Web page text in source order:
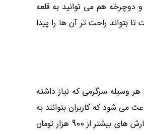
هم می توانید به قلعه
بتواند راحت تر آن ها را پیدا
وسیله سرگرمی که نیاز داشته
می شود که کاربران بتوانند به
این سایت اعتماد کرده و با خیال راحت خرید کنند. همچنین، امکان ارسال هدیه از طرف این فروشگاه، امکان خرید به صورت عمده و ارسال رایگان برای سفارش های بیشتر از 900 هزار تومان